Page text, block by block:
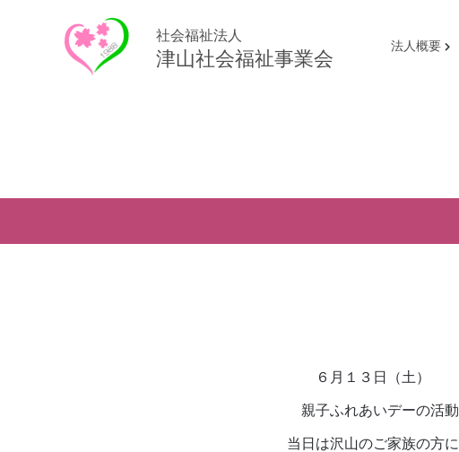
社会福祉法人
津山社会福祉事業会
法人概要
６月１３日（土）
親子ふれあいデーの活動とし
当日は沢山のご家族の方にご